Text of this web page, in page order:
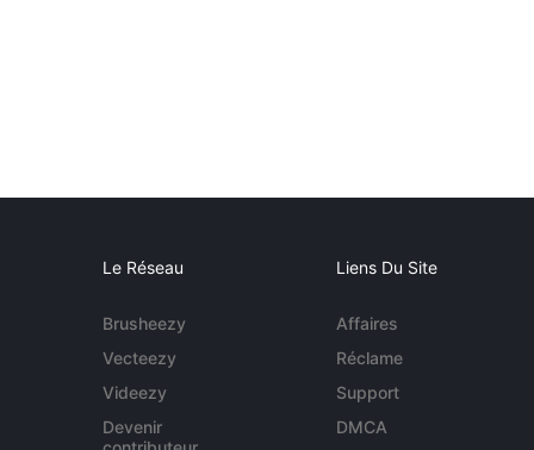
Le Réseau
Brusheezy
Vecteezy
Videezy
Devenir
Liens Du Site
Affaires
Réclame
Support
DMCA